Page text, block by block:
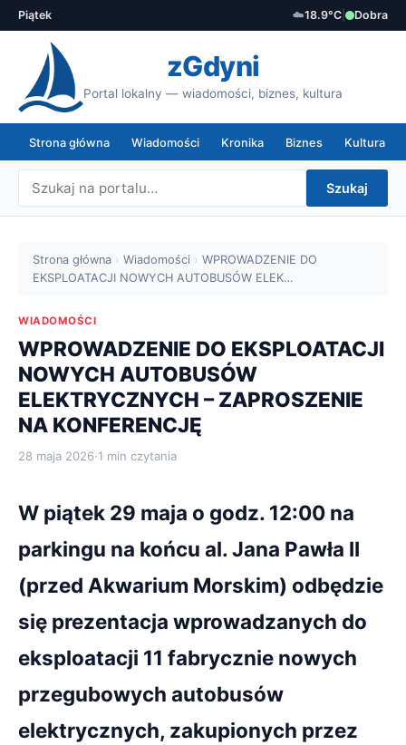
Piątek ☁️18.9°C Dobra
zGdyni
Portal lokalny — wiadomości, biznes, kultura
Strona główna Wiadomości Kronika Biznes Kultura
Szukaj
Strona główna › Wiadomości › WPROWADZENIE DO
EKSPLOATACJI NOWYCH AUTOBUSÓW ELEK…
WIADOMOŚCI
WPROWADZENIE DO EKSPLOATACJI
NOWYCH AUTOBUSÓW
ELEKTRYCZNYCH – ZAPROSZENIE
NA KONFERENCJĘ
28 maja 2026·1 min czytania
W piątek 29 maja o godz. 12:00 na
parkingu na końcu al. Jana Pawła II
(przed Akwarium Morskim) odbędzie
się prezentacja wprowadzanych do
eksploatacji 11 fabrycznie nowych
przegubowych autobusów
elektrycznych, zakupionych przez